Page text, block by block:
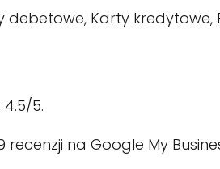
debetowe, Karty kredytowe,
5.
na Google My